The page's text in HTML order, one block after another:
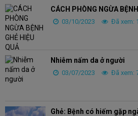
CÁCH PHÒNG NGỪA
03/10/2023 Đã xem:
Nhiễm nấm da ở người
03/07/2023 Đã xem:
Ghẻ: Bệnh có hiếm gặp